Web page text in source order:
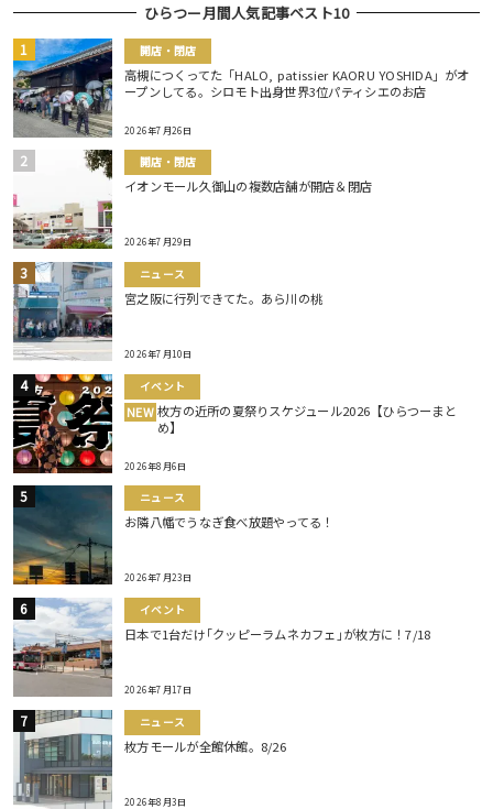
ひらつー月間人気記事ベスト10
開店・閉店
高槻につくってた「HALO, patissier KAORU YOSHIDA」がオ
ープンしてる。シロモト出身世界3位パティシエのお店
2026年7月26日
開店・閉店
イオンモール久御山の複数店舗が開店＆閉店
2026年7月29日
ニュース
宮之阪に行列できてた。あら川の桃
2026年7月10日
イベント
NEW 枚方の近所の夏祭りスケジュール2026【ひらつーまと
め】
2026年8月6日
ニュース
お隣八幡でうなぎ食べ放題やってる！
2026年7月23日
イベント
日本で1台だけ｢クッピーラムネカフェ｣が枚方に！7/18
2026年7月17日
ニュース
枚方モールが全館休館。8/26
2026年8月3日